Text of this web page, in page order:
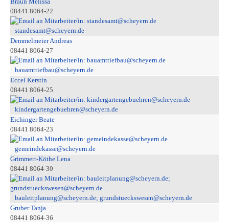
08441 8064-22
standesamt@scheyern.de
Demmelmeier Andreas
08441 8064-27
bauamttiefbau@scheyern.de
Eccel Kerstin
08441 8064-25
kindergartengebuehren@scheyern.de
Eichinger Beate
08441 8064-23
gemeindekasse@scheyern.de
Grimmert-Köthe Lena
08441 8064-30
bauleitplanung@scheyern.de; grundstueckswesen@scheyern.de
Gruber Tanja
08441 8064-36